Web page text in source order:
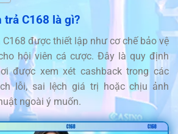
trả C168 là gì?
được thiết lập như cơ chế bảo vệ
hội viên cá cược. Đây là quy định
được xem xét cashback trong các
lỗi, sai lệch giá trị hoặc chịu ảnh
ngoài ý muốn.